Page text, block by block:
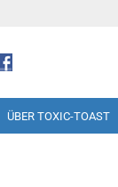
ÜBER TOXIC-TOAST